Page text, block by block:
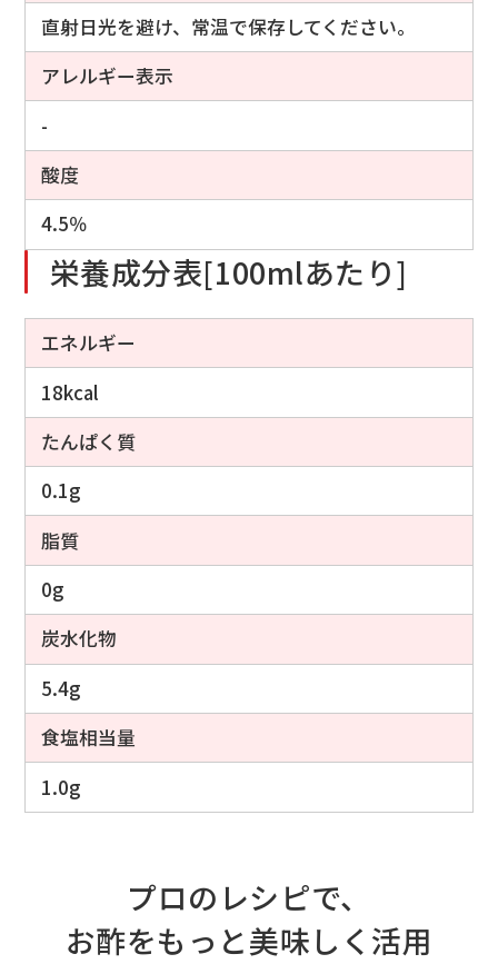
直射日光を避け、常温で保存してください。
アレルギー表示
-
酸度
4.5％
栄養成分表[100mlあたり]
エネルギー
18kcal
たんぱく質
0.1g
脂質
0g
炭水化物
5.4g
食塩相当量
1.0g
プロのレシピで、
お酢をもっと美味しく活用